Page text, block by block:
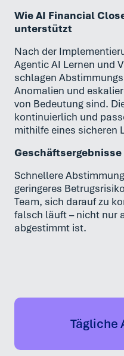
Wie AI Financial
unterstützt
Nach der
Agentic AI Lernen und
schlagen
Anomalien und
von Bedeutung sind.
kontinuierlich und
mithilfe eines sicheren
Geschäftsergebnisse
Schnellere
geringeres
Team, sich darauf zu
falsch läuft – nicht nur
abgestimmt ist.
Tägliche